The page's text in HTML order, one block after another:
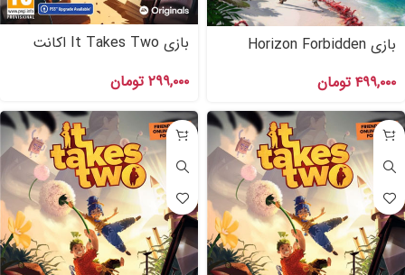
بازی Horizon Forbidden
۴۹۹,۰۰۰ تومان
بازی It Takes Two اکانت
۲۹۹,۰۰۰ تومان